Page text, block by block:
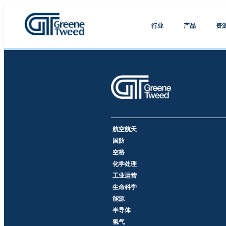
行业 产品 资
航空航天
国防
空格
化学处理
工业运营
生命科学
能源
半导体
氢气